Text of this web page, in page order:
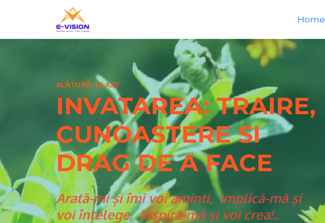
Home
ALĂTURĂ-TE AZI!
INVATAREA: TRAIRE,
CUNOASTERE SI
DRAG DE A FACE
Arată-mi și îmi voi aminti, implică-mă și
voi înțelege, inspiră-mă și voi crea!..